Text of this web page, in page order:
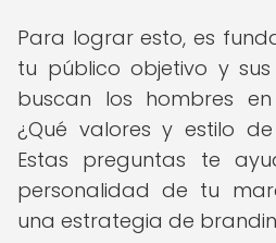
Para lograr esto, es
tu público objetivo y sus
buscan los hombres
¿Qué valores y estilo
Estas preguntas te
personalidad de tu
una estrategia de